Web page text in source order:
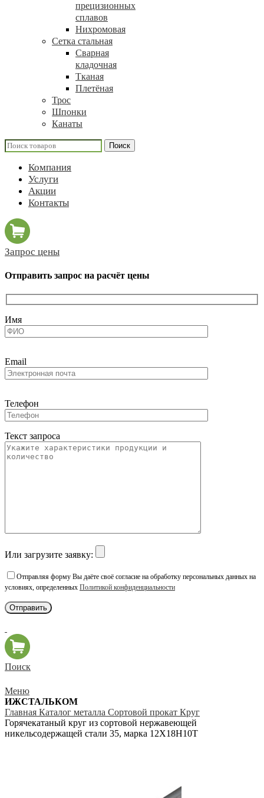
прецизионных
сплавов
Нихромовая
Сетка стальная
Сварная
кладочная
Тканая
Плетёная
Трос
Шпонки
Канаты
Поиск
Компания
Услуги
Акции
Контакты
Запрос цены
Отправить запрос на расчёт цены
Имя
Email
Телефон
Текст запроса
Или загрузите заявку:
Отправляя форму Вы даёте своё согласие на обработку персональных данных на
условиях, определенных Политикой конфиденциальности
Поиск
Меню
ИЖСТАЛЬКОМ
Главная Каталог металла Сортовой прокат Круг
Горячекатаный круг из сортовой нержавеющей
никельсодержащей стали 35, марка 12Х18Н10Т